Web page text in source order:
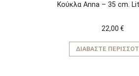
Κούκλα Anna – 35 cm.
22,00 €
ΔΙΑΒΆΣΤΕ